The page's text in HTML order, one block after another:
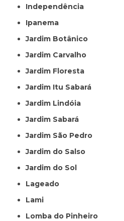
Independência
Ipanema
Jardim Botânico
Jardim Carvalho
Jardim Floresta
Jardim Itu Sabará
Jardim Lindóia
Jardim Sabará
Jardim São Pedro
Jardim do Salso
Jardim do Sol
Lageado
Lami
Lomba do Pinheiro